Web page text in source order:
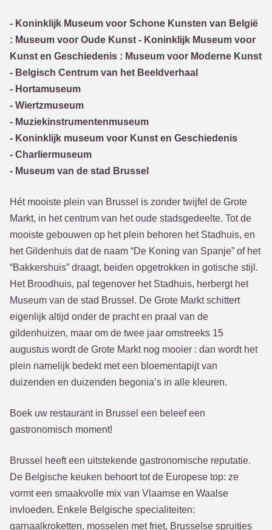
- Koninklijk Museum voor Schone Kunsten van België
: Museum voor Oude Kunst - Koninklijk Museum voor
Kunst en Geschiedenis : Museum voor Moderne Kunst
- Belgisch Centrum van het Beeldverhaal
- Hortamuseum
- Wiertzmuseum
- Muziekinstrumentenmuseum
- Koninklijk museum voor Kunst en Geschiedenis
- Charliermuseum
- Museum van de stad Brussel
Hét mooiste plein van Brussel is zonder twijfel de Grote
Markt, in het centrum van het oude stadsgedeelte. Tot de
mooiste gebouwen op het plein behoren het Stadhuis, en
het Gildenhuis dat de naam “De Koning van Spanje” of het
“Bakkershuis” draagt, beiden opgetrokken in gotische stijl.
Het Broodhuis, pal tegenover het Stadhuis, herbergt het
Museum van de stad Brussel. De Grote Markt schittert
eigenlijk altijd onder de pracht en praal van de
gildenhuizen, maar om de twee jaar omstreeks 15
augustus wordt de Grote Markt nog mooier : dan wordt het
plein namelijk bedekt met een bloementapijt van
duizenden en duizenden begonia’s in alle kleuren.
Boek uw restaurant in Brussel een beleef een
gastronomisch moment!
Brussel heeft een uitstekende gastronomische reputatie.
De Belgische keuken behoort tot de Europese top: ze
vormt een smaakvolle mix van Vlaamse en Waalse
invloeden. Enkele Belgische specialiteiten:
garnaalkroketten, mosselen met friet, Brusselse spruitjes